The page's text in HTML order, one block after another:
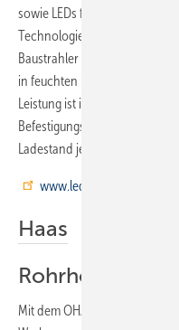
sowie LEDs für Flutlicht mit
Technologie, die ein
Baustrahler können mittels
in feuchten und staubigen
Leistung ist in fünf
Befestigungsmöglichkeiten,
Ladestand jederzeit angezeigt.
www.ledlenser.com
Haas
Rohrhobel mit
Mit dem OHA Multi-